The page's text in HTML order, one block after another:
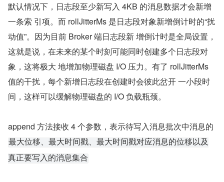
默认情况下，日志段至少新写入 4KB 的消息数据才会新增
一条索 引项。而 rollJitterMs 是日志段对象新增倒计时的“扰
动值”。因为目前 Broker 端日志段新 增倒计时是全局设置，
这就是说，在未来的某个时刻可能同时创建多个日志段对
象，这将极大 地增加物理磁盘 I/O 压力。有了 rollJitterMs
值的干扰，每个新增日志段在创建时会彼此岔开 一小段时
间，这样可以缓解物理磁盘的 I/O 负载瓶颈。
append 方法接收 4 个参数，表示待写入消息批次中消息的
最大位移、最大时间戳、最大时间戳对应消息的位移以及
真正要写入的消息集合